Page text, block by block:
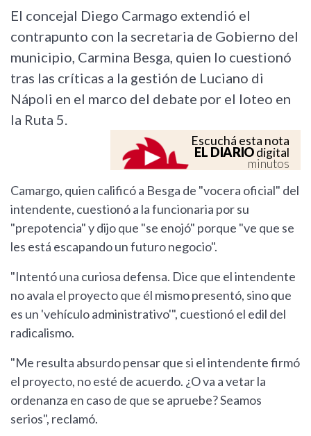
El concejal Diego Carmago extendió el
contrapunto con la secretaria de Gobierno del
municipio, Carmina Besga, quien lo cuestionó
tras las críticas a la gestión de Luciano di
Nápoli en el marco del debate por el loteo en
la Ruta 5.
Escuchá esta nota
EL DIARIOdigital
minutos
Camargo, quien calificó a Besga de "vocera oficial" del
intendente, cuestionó a la funcionaria por su
"prepotencia" y dijo que "se enojó" porque "ve que se
les está escapando un futuro negocio".
"Intentó una curiosa defensa. Dice que el intendente
no avala el proyecto que él mismo presentó, sino que
es un 'vehículo administrativo'", cuestionó el edil del
radicalismo.
"Me resulta absurdo pensar que si el intendente firmó
el proyecto, no esté de acuerdo. ¿O va a vetar la
ordenanza en caso de que se apruebe? Seamos
serios", reclamó.